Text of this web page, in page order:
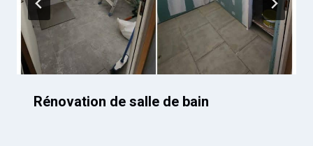
Rénovation de salle de bain